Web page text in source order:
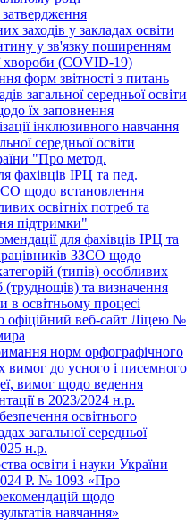
заходів у закладах освіти
у зв'язку поширенням
хвороби (COVID-19)
форм звітності з питань
загальної середньої освіти
їх заповнення
інклюзивного навчання
середньої освіти
"Про метод.
фахівців ІРЦ та пед.
щодо встановлення
освітніх потреб та
підтримки"
для фахівців ІРЦ та
ЗЗСО щодо
(типів) особливих
(труднощів) та визначення
в освітньому процесі
офіційний веб-сайт Ліцею №
норм орфографічного
вимог до усного і писемного
вимог щодо ведення
в 2023/2024 н.р.
освітнього
загальної середньої
н.р.
освіти і науки України
Р. № 1093 «Про
щодо
навчання»